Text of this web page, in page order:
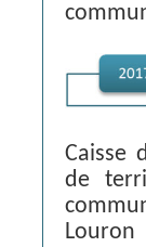
Caisse
de
Louron